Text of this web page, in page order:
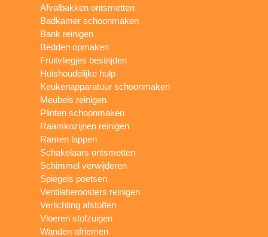
Afvalbakken ontsmetten
Badkamer schoonmaken
Bank reinigen
Bedden opmaken
Fruitvliegjes bestrijden
Huishoudelijke hulp
Keukenapparatuur schoonmaken
Meubels reinigen
Plinten schoonmaken
Raamkozijnen reinigen
Ramen lappen
Schakelaars ontsmetten
Schimmel verwijderen
Spiegels poetsen
Ventilatieroosters reinigen
Verlichting afstoffen
Vloeren stofzuigen
Wanden afnemen